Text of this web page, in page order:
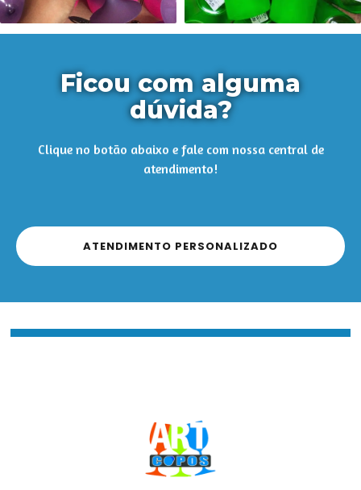
Ficou com alguma
dúvida?
Clique no botão abaixo e fale com nossa central de
atendimento!
ATENDIMENTO PERSONALIZADO